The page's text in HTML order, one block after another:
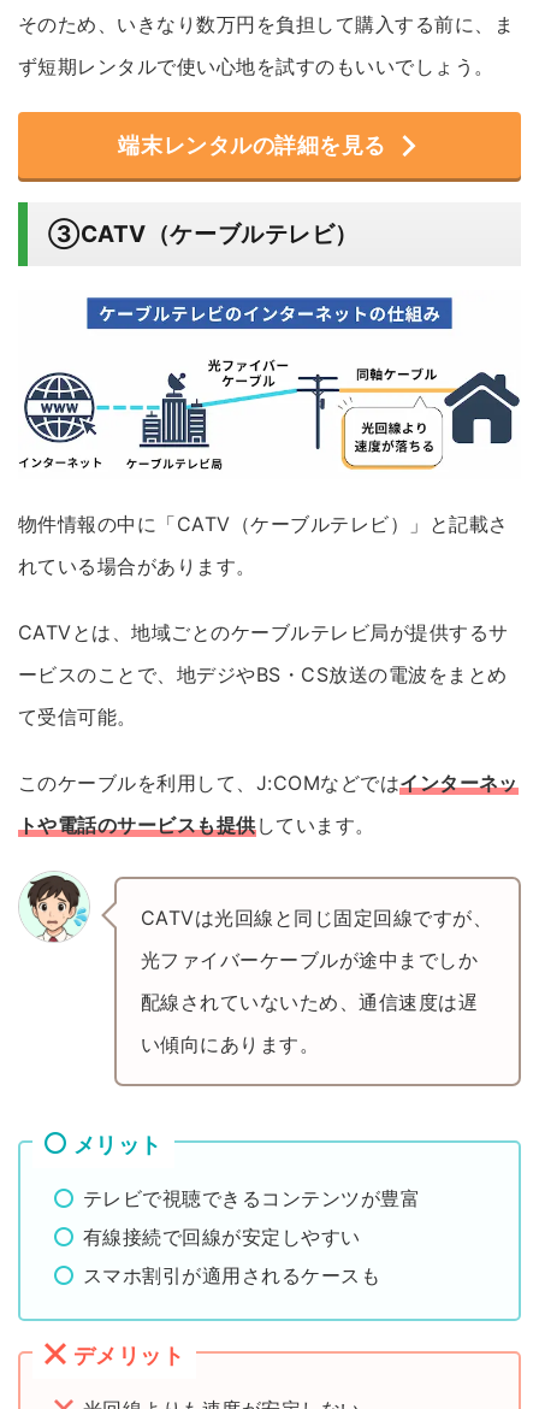
そのため、いきなり数万円を負担して購入する前に、ま
ず短期レンタルで使い心地を試すのもいいでしょう。
端末レンタルの詳細を見る
③CATV（ケーブルテレビ）
物件情報の中に「CATV（ケーブルテレビ）」と記載さ
れている場合があります。
CATVとは、地域ごとのケーブルテレビ局が提供するサ
ービスのことで、地デジやBS・CS放送の電波をまとめ
て受信可能。
このケーブルを利用して、J:COMなどではインターネッ
トや電話のサービスも提供しています。
CATVは光回線と同じ固定回線ですが、
光ファイバーケーブルが途中までしか
配線されていないため、通信速度は遅
い傾向にあります。
メリット
テレビで視聴できるコンテンツが豊富
有線接続で回線が安定しやすい
スマホ割引が適用されるケースも
デメリット